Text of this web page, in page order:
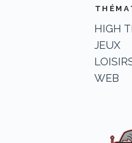
HIGH
JEUX
WEB